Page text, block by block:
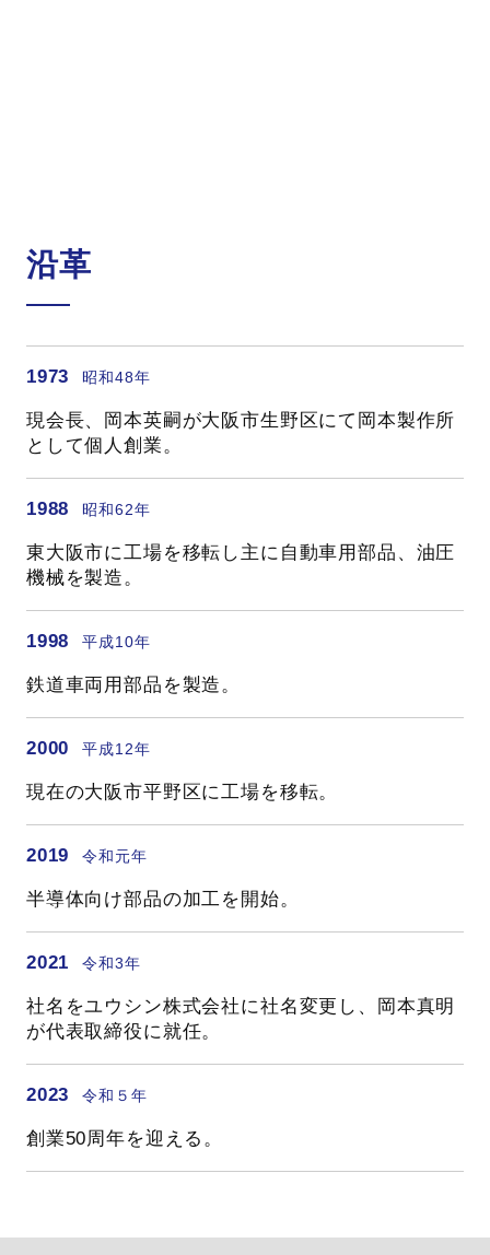
沿革
1973 昭和48年
現会長、岡本英嗣が大阪市生野区にて岡本製作所
として個人創業。
1988 昭和62年
東大阪市に工場を移転し主に自動車用部品、油圧
機械を製造。
1998 平成10年
鉄道車両用部品を製造。
2000 平成12年
現在の大阪市平野区に工場を移転。
2019 令和元年
半導体向け部品の加工を開始。
2021 令和3年
社名をユウシン株式会社に社名変更し、岡本真明
が代表取締役に就任。
2023 令和５年
創業50周年を迎える。